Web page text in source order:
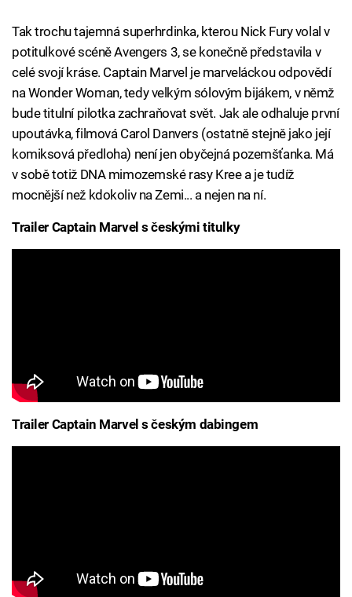
Tak trochu tajemná superhrdinka, kterou Nick Fury volal v
potitulkové scéně Avengers 3, se konečně představila v
celé svojí kráse. Captain Marvel je marveláckou odpovědí
na Wonder Woman, tedy velkým sólovým bijákem, v němž
bude titulní pilotka zachraňovat svět. Jak ale odhaluje první
upoutávka, filmová Carol Danvers (ostatně stejně jako její
komiksová předloha) není jen obyčejná pozemšťanka. Má
v sobě totiž DNA mimozemské rasy Kree a je tudíž
mocnější než kdokoliv na Zemi... a nejen na ní.
Trailer Captain Marvel s českými titulky
Trailer Captain Marvel s českým dabingem